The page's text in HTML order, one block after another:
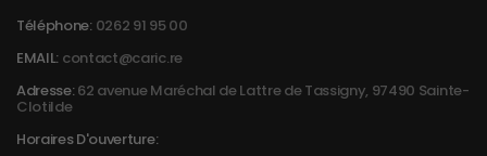
Téléphone: 0262 91 95 00
EMAIL: contact@caric.re
Adresse:62 avenue Maréchal de Lattre de Tassigny, 97490 Sainte-
Clotilde
Horaires D'ouverture: